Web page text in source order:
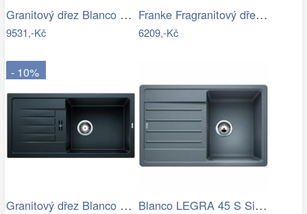
Granitový dřez Blanco METRA 9 šedá…
9531,-Kč
Franke Fragranitový dřez MRG 611, 78x50…
6209,-Kč
- 10%
Granitový dřez Blanco FAVUM XL 6 S… Blanco LEGRA 45 S Silgranit aluminium…